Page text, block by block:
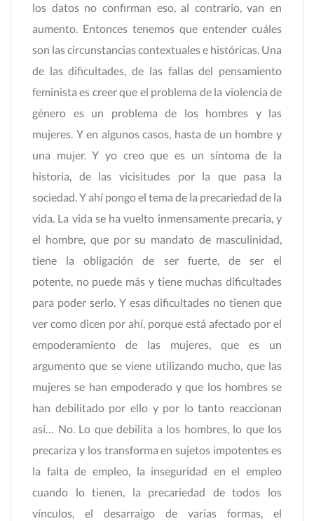
los datos no confirman eso, al contrario, van en
aumento. Entonces tenemos que entender cuáles
son las circunstancias contextuales e históricas. Una
de las dificultades, de las fallas del pensamiento
feminista es creer que el problema de la violencia de
género es un problema de los hombres y las
mujeres. Y en algunos casos, hasta de un hombre y
una mujer. Y yo creo que es un síntoma de la
historia, de las vicisitudes por la que pasa la
sociedad. Y ahí pongo el tema de la precariedad de la
vida. La vida se ha vuelto inmensamente precaria, y
el hombre, que por su mandato de masculinidad,
tiene la obligación de ser fuerte, de ser el
potente, no puede más y tiene muchas dificultades
para poder serlo. Y esas dificultades no tienen que
ver como dicen por ahí, porque está afectado por el
empoderamiento de las mujeres, que es un
argumento que se viene utilizando mucho, que las
mujeres se han empoderado y que los hombres se
han debilitado por ello y por lo tanto reaccionan
así… No. Lo que debilita a los hombres, lo que los
precariza y los transforma en sujetos impotentes es
la falta de empleo, la inseguridad en el empleo
cuando lo tienen, la precariedad de todos los
vínculos, el desarraigo de varias formas, el